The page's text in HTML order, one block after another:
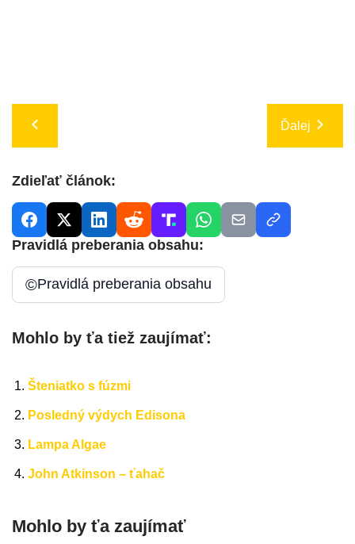
Ďalej
Zdieľať článok:
Pravidlá preberania obsahu:
©Pravidlá preberania obsahu
Mohlo by ťa tiež zaujímať:
Šteniatko s fúzmi
Posledný výdych Edisona
Lampa Algae
John Atkinson – ťahač
Mohlo by ťa zaujímať